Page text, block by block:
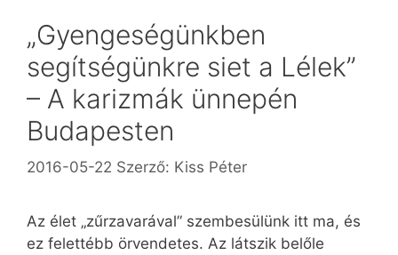
„Gyengeségünkben
segítségünkre siet a Lélek”
– A karizmák ünnepén
Budapesten
2016-05-22 Szerző: Kiss Péter
Az élet „zűrzavarával” szembesülünk itt ma, és
ez felettébb örvendetes. Az látszik belőle